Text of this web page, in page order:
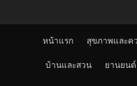
หน้าแรก สุขภาพและค
บ้านและสวน ยานยน